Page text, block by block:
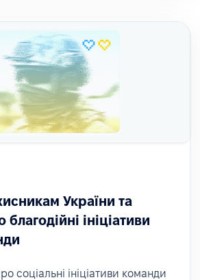
України та
ініціативи
соціальні ініціативи команди